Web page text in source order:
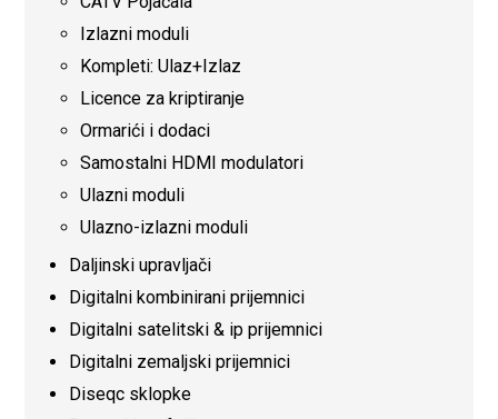
Izlazni moduli
Kompleti: Ulaz+Izlaz
Licence za kriptiranje
Ormarići i dodaci
Samostalni HDMI modulatori
Ulazni moduli
Ulazno-izlazni moduli
Daljinski upravljači
Digitalni kombinirani prijemnici
Digitalni satelitski & ip prijemnici
Digitalni zemaljski prijemnici
Diseqc sklopke